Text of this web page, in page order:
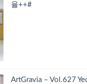
율++#
ArtGravia – Vol.627